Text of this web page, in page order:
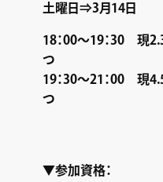
土曜日 ⇒3月 14日
18：00～19：30現
つ
19：30～21 ：00現
つ
▼参加資格：